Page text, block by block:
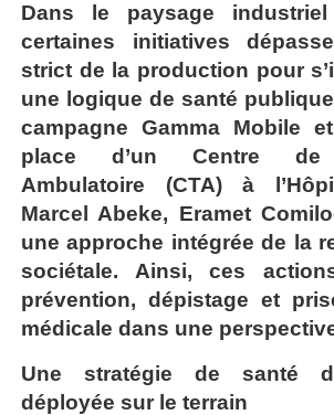
Dans le paysage
certaines initiatives
strict de la production pour
une logique de santé
campagne Gamma Mobile
place d’un Centre de
Ambulatoire (CTA) à
Marcel Abeke, Eramet
une approche intégrée de la
sociétale. Ainsi, ces
prévention, dépistage et
médicale dans une
Une stratégie de santé
déployée sur le terrain